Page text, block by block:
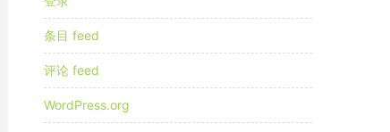
条目 feed
评论 feed
WordPress.org